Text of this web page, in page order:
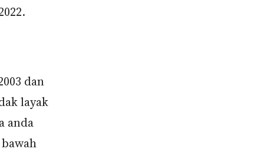
dan
layak
anda